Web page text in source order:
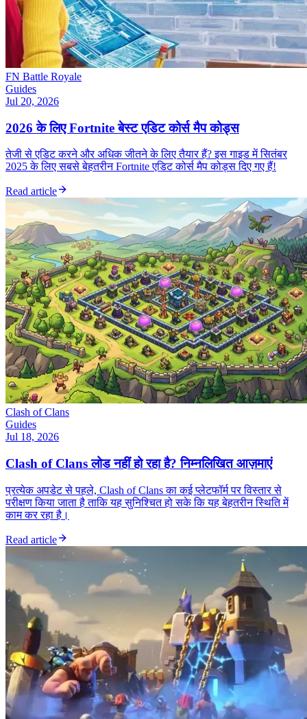
FN Battle Royale
Guides
Jul 20, 2026
2026 के लिए Fortnite बेस्ट एडिट कोर्स मैप कोड्स
तेजी से एडिट करने और अधिक जीतने के लिए तैयार हैं? इस गाइड में सितंबर
2025 के लिए सबसे बेहतरीन Fortnite एडिट कोर्स मैप कोड्स दिए गए हैं!
Read article
Clash of Clans
Guides
Jul 18, 2026
Clash of Clans लोड नहीं हो रहा है? निम्नलिखित आज़माएं
प्रत्येक अपडेट से पहले, Clash of Clans का कई प्लेटफॉर्म पर विस्तार से
परीक्षण किया जाता है ताकि यह सुनिश्चित हो सके कि यह बेहतरीन स्थिति में
काम कर रहा है।
Read article